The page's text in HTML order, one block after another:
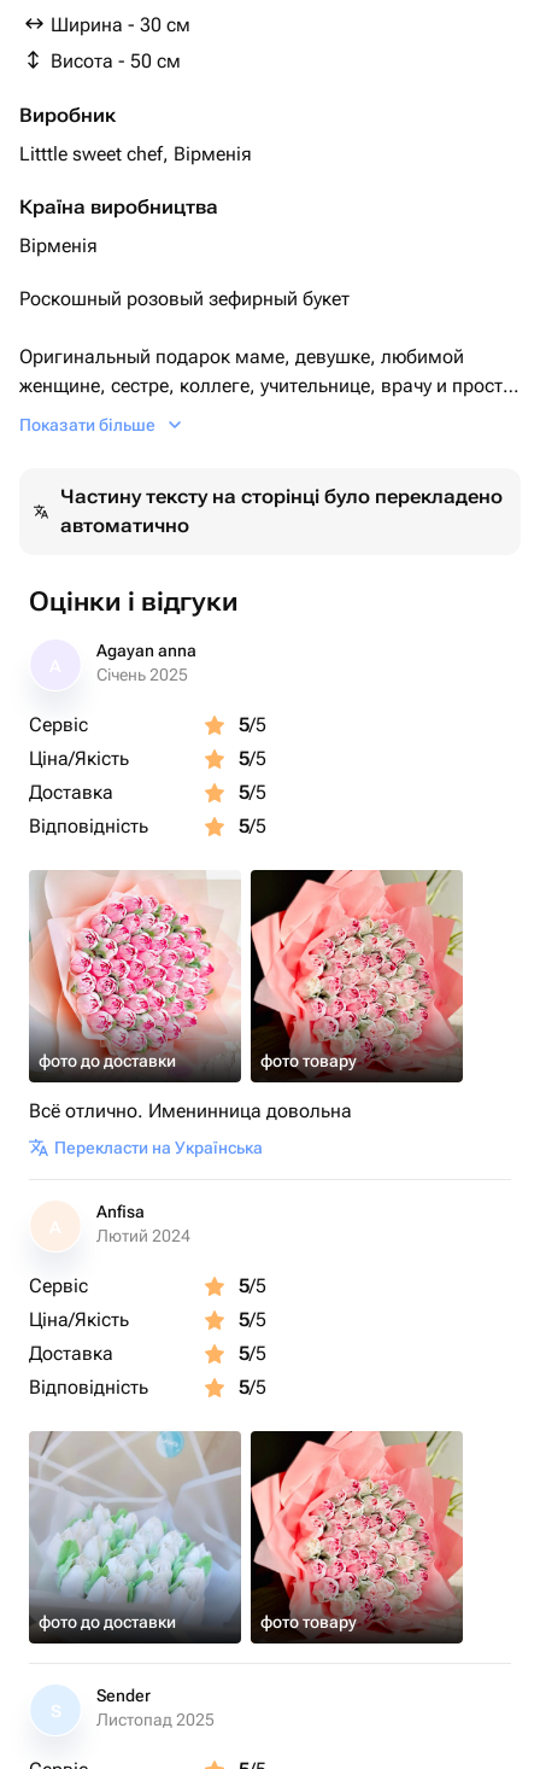
Ширина - 30 см
Висота - 50 см
Виробник
Litttle sweet chef, Вірменія
Країна виробництва
Вірменія
Роскошный розовый зефирный букет
Оригинальный подарок маме, девушке, любимой
женщине, сестре, коллеге, учительнице, врачу и просто
дорогому человеку! Этот нежный зефирный букет — не
Состав:
✔ Фруктовое пюре – натуральная фруктовая основа
✔ Сахар – сладкое удовольствие в каждом лепестке
✔ Агар-агар – природный загуститель
Без искусственных добавок! Только натуральные
Подарите сладкие эмоции и красоту в одном букете!
Показати більше
Частину тексту на сторінці було перекладено
автоматично
Оцінки і відгуки
Agayan anna
Січень 2025
Сервіс 5/5
Ціна/Якість
5/5
Доставка
5/5
Відповідність
5/5
фото до доставки фото товару
Всё отлично. Именинница довольна
Перекласти на Українська
A
Anfisa
Лютий 2024
Сервіс 5/5
Ціна/Якість
5/5
Доставка
5/5
Відповідність
5/5
фото до доставки фото товару
S
Sender
Листопад 2025